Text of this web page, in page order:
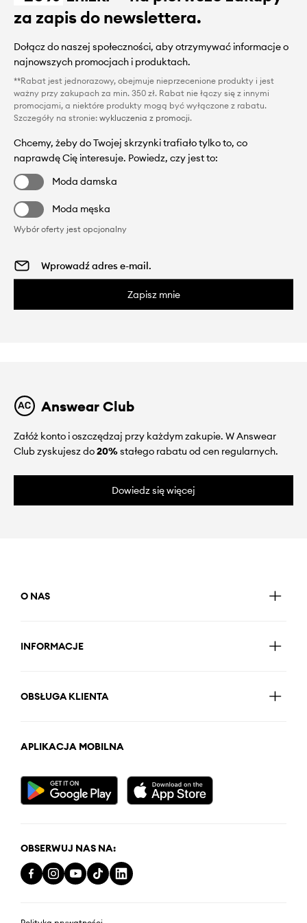
za zapis do newslettera.
Dołącz do naszej społeczności, aby otrzymywać informacje o
najnowszych promocjach i produktach.
**Rabat jest jednorazowy, obejmuje nieprzecenione produkty i jest
ważny przy zakupach za min. 350 zł. Rabat nie łączy się z innymi
promocjami, a niektóre produkty mogą być wyłączone z rabatu.
Szczegóły na stronie: wykluczenia z promocji.
Chcemy, żeby do Twojej skrzynki trafiało tylko to, co
naprawdę Cię interesuje. Powiedz, czy jest to:
Moda damska
Moda męska
Wybór oferty jest opcjonalny
Zapisz mnie
Answear Club
Załóż konto i oszczędzaj przy każdym zakupie. W Answear
Club zyskujesz do20%stałego rabatu od cen regularnych.
Dowiedz się więcej
O NAS
INFORMACJE
OBSŁUGA KLIENTA
APLIKACJA MOBILNA
OBSERWUJ NAS NA: